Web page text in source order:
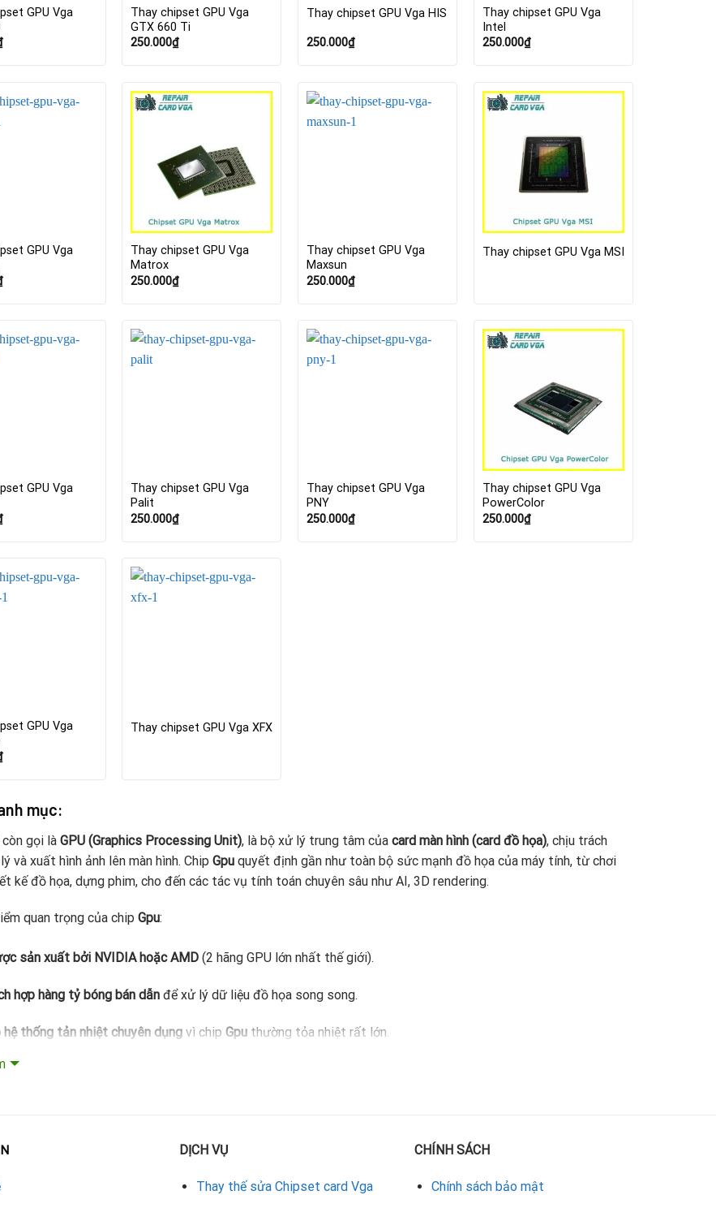
GPU Vga
Thay chipset GPU Vga
GTX 660 Ti
250.000₫
Thay chipset GPU Vga HIS
250.000₫
Thay chipset GPU Vga
Intel
250.000₫
GPU Vga
Thay chipset GPU Vga
Matrox
250.000₫
Thay chipset GPU Vga
Maxsun
250.000₫
Thay chipset GPU Vga MSI
GPU Vga
Thay chipset GPU Vga
Palit
250.000₫
Thay chipset GPU Vga
PNY
250.000₫
Thay chipset GPU Vga
PowerColor
250.000₫
GPU Vga
Thay chipset GPU Vga XFX
mục:
còn gọi là GPU (Graphics Processing Unit), là bộ xử lý trung tâm của card màn hình (card đồ họa), chịu trách
và xuất hình ảnh lên màn hình. Chip Gpu quyết định gần như toàn bộ sức mạnh đồ họa của máy tính, từ chơi
kế đồ họa, dựng phim, cho đến các tác vụ tính toán chuyên sâu như AI, 3D rendering.
quan trọng của chip Gpu:
sản xuất bởi NVIDIA hoặc AMD(2 hãng GPU lớn nhất thế giới).
hợp hàng tỷ bóng bán dẫnđể xử lý dữ liệu đồ họa song song.
hệ thống tản nhiệt chuyên dụngvì chip Gpu thường tỏa nhiệt rất lớn.
hưởng trực tiếp đến hiệu năng máy tính
DỊCH VỤ
Thay thế sửa Chipset card Vga
CHÍNH SÁCH
Chính sách bảo mật